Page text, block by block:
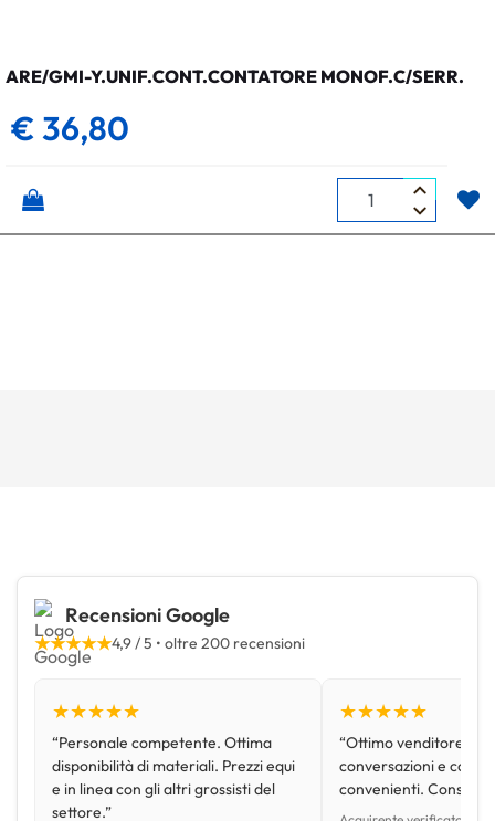
ARE/GMI-Y.UNIF.CONT.CONTATORE MONOF.C/SERR.
€ 36,80
Quantità
Recensioni Google
★★★★★4,9 / 5 • oltre 200 recensioni
★★★★★
“Personale competente. Ottima
disponibilità di materiali. Prezzi equi
e in linea con gli altri grossisti del
settore.”
★★★★★
“Ottimo venditore,
conversazioni e con
convenienti.